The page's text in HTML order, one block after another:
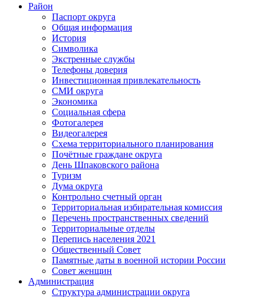
Район
Паспорт округа
Общая информация
История
Символика
Экстренные службы
Телефоны доверия
Инвестиционная привлекательность
СМИ округа
Экономика
Социальная сфера
Фотогалерея
Видеогалерея
Схема территориального планирования
Почётные граждане округа
День Шпаковского района
Туризм
Дума округа
Контрольно счетный орган
Территориальная избирательная комиссия
Перечень пространственных сведений
Территориальные отделы
Перепись населения 2021
Общественный Совет
Памятные даты в военной истории России
Совет женщин
Администрация
Структура администрации округа